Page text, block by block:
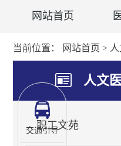
网站首页
当前位置： 网站首页 >
人文
职工文苑
交通引导